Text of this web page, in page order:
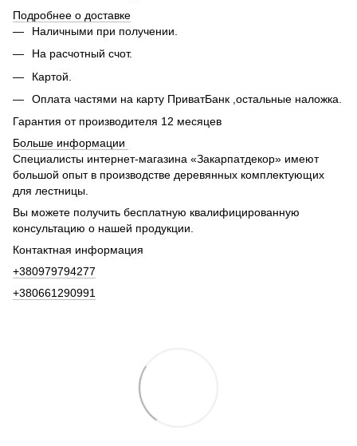
Подробнее о доставке
Наличными при получении.
На расчотный счот.
Картой.
Оплата частями на карту ПриватБанк ,остальные наложка.
Гарантия от производителя 12 месяцев
Больше информации
Специалисты интернет-магазина «Закарпатдекор» имеют
большой опыт в производстве деревянных комплектующих
для лестницы.
Вы можете получить бесплатную квалифицированную
консультацию о нашей продукции.
Контактная информация
+380979794277
+380661290991